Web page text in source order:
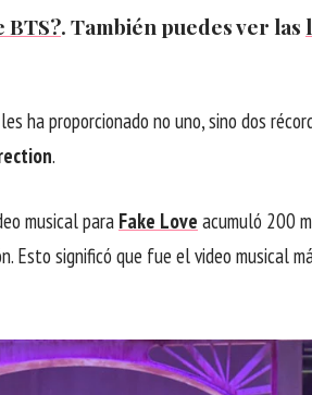
BTS?. También puedes ver las
ha proporcionado no uno, sino dos
.
musical para Fake Love acumuló 200
Esto significó que fue el video musical